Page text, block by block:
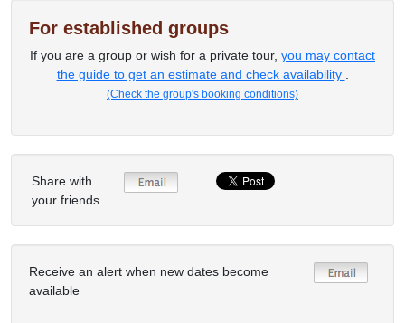
For established groups
If you are a group or wish for a private tour, you may contact
the guide to get an estimate and check availability
(Check the group's booking conditions)
Share with
your friends
Receive an alert when new dates become
available